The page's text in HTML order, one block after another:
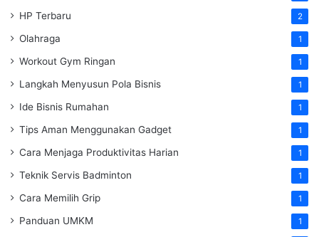
HP Terbaru 2
Olahraga 1
Workout Gym Ringan 1
Langkah Menyusun Pola Bisnis 1
Ide Bisnis Rumahan 1
Tips Aman Menggunakan Gadget 1
Cara Menjaga Produktivitas Harian 1
Teknik Servis Badminton 1
Cara Memilih Grip 1
Panduan UMKM 1